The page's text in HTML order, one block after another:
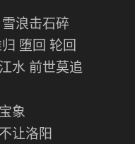
浪击石碎
堕回 轮回
水 前世莫追
象
让洛阳